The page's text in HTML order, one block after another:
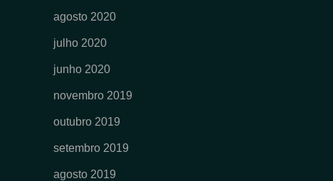
agosto 2020
julho 2020
junho 2020
novembro 2019
outubro 2019
setembro 2019
agosto 2019